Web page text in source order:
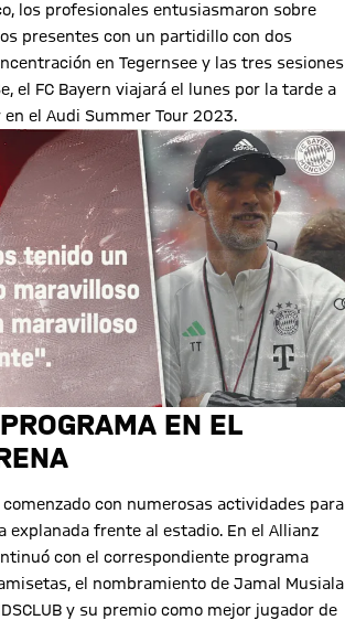
los profesionales entusiasmaron sobre
presentes con un partidillo con dos
en Tegernsee y las tres sesiones
el FC Bayern viajará el lunes por la tarde a
el Audi Summer Tour 2023.
EN EL
comenzado con numerosas actividades para
explanada frente al estadio. En el Allianz
con el correspondiente programa
el nombramiento de Jamal Musiala
y su premio como mejor jugador de